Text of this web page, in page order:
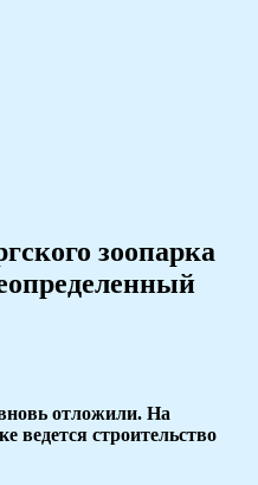
зоопарка
отложили. На
ведется строительство